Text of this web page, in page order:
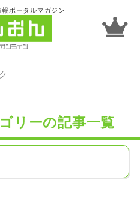
ポータルマガジン
リーの記事一覧